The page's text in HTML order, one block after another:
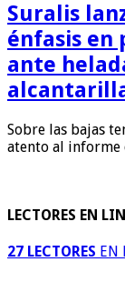
Suralis
énfasis en
ante
Sobre las bajas
atento al
LECTORES EN
27 LECTORES EN